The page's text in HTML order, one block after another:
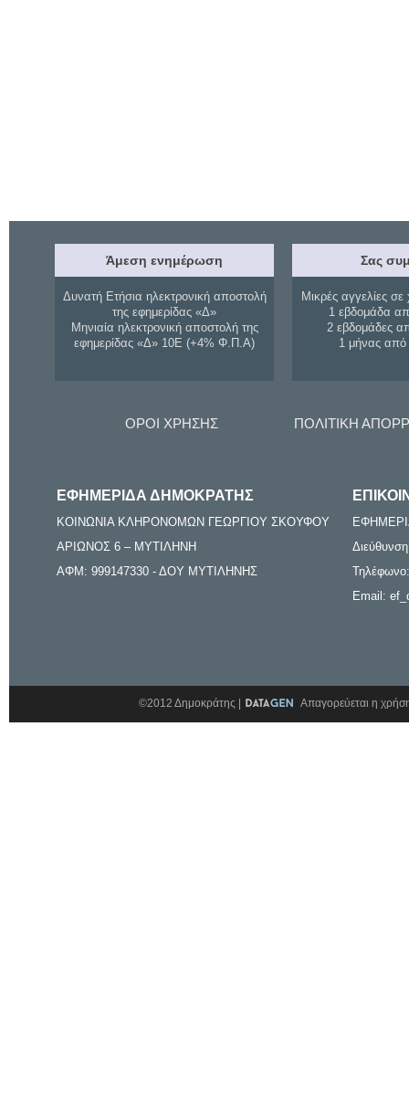
Άμεση ενημέρωση
Δυνατή Ετήσια ηλεκτρονική αποστολή
της εφημερίδας «Δ»
Μηνιαία ηλεκτρονική αποστολή της
εφημερίδας «Δ» 10Ε (+4% Φ.Π.Α)
Σας
Μικρές αγγελίες σε
1 εβδομάδα
2 εβδομάδες
1 μήνας
ΟΡΟΙ ΧΡΗΣΗΣ ΠΟΛΙΤΙΚΗ
ΕΦΗΜΕΡΙΔΑ ΔΗΜΟΚΡΑΤΗΣ
ΚΟΙΝΩΝΙΑ ΚΛΗΡΟΝΟΜΩΝ ΓΕΩΡΓΙΟΥ ΣΚΟΥΦΟΥ
ΑΡΙΩΝΟΣ 6 – ΜΥΤΙΛΗΝΗ
ΑΦΜ: 999147330 - ΔΟΥ ΜΥΤΙΛΗΝΗΣ
Email:
©2012 Δημοκράτης | Απαγορεύεται η